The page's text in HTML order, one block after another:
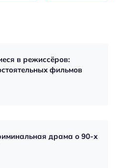
в режиссёров:
фильмов
драма о 90-х